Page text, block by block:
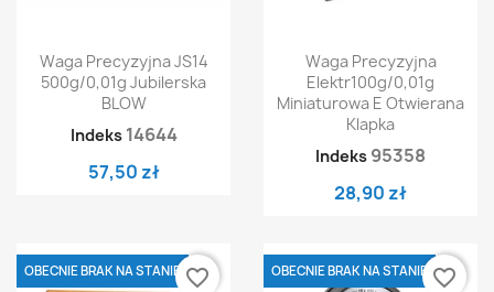
Waga Precyzyjna JS14
500g/0,01g Jubilerska
BLOW
Indeks 14644
57,50 zł
Waga Precyzyjna
Elektr100g/0,01g
Miniaturowa E Otwierana
Klapka
Indeks 95358
28,90 zł
OBECNIE BRAK NA STANIE favorite_border OBECNIE BRAK NA STANIE favorite_border